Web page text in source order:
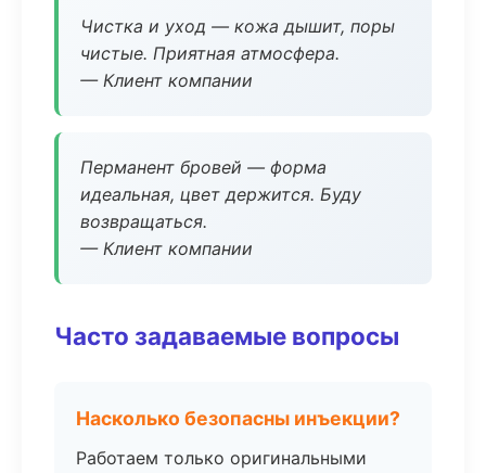
Чистка и уход — кожа дышит, поры
чистые. Приятная атмосфера.
— Клиент компании
Перманент бровей — форма
идеальная, цвет держится. Буду
возвращаться.
— Клиент компании
Часто задаваемые вопросы
Насколько безопасны инъекции?
Работаем только оригинальными